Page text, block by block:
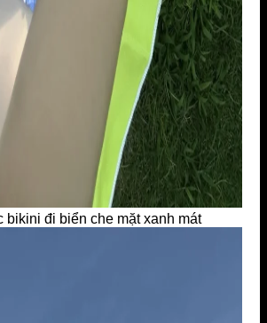
bikini đi biển che mặt xanh mát